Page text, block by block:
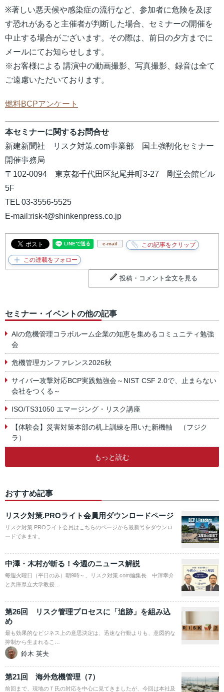
※著しい悪天候や感染症の流行など、参加者に危険を及ぼ
す恐れがあると主催者が判断した場合、セミナーの開催を
中止する場合がございます。その際は、前日の夕方までに
メールにてお知らせします。
※お客様による 講演中の動画撮影、写真撮影、録音は全て
ご遠慮いただいております。
燃料BCPアンケート
本セミナーに関するお問合せ
新建新聞社 リスク対策.com事業部 国土強靭化セミナー
開催事務局
〒102-0094 東京都千代田区紀尾井町3-27 剛堂会館ビル
5F
TEL 03-3556-5525
E-mail:risk-t@shinkenpress.co.jp
e-mail
投稿・コメント全文を見る
セミナー・イベントの他の記事
AIの危機管理コラボルーム企業の知恵を集めるコミュニティ勉強
会
危機管理カンファレンス2026秋
サイバー攻撃対応BCP実践勉強会～NIST CSF 2.0で、止まらない
会社をつくる～
ISO/TS31050 エマージング・リスク講座
【体験会】災害対策本部の机上訓練を用いた新機軸 （フジク
ラ）
もっと読む
おすすめ記事
リスク対策.PROライト会員用ダウンロードページ
リスク対策.PROライト会員はこちらのページから最新号をダウンロ
ードできます。
中澤・木村が斬る！今週のニュース解説
毎週火曜日（平日のみ）朝9時～、リスク対策.com編集長 中澤幸介
と兵庫県立大学教授…
第26回 リスク管理プロセスに「追跡」を組み込
め
最も効果的なビジネス上の意思決定は、迅速な行動よりも、意図的な
抑制から生まれるこ…
鈴木 英夫
第21回 海外危機管理（7）
前回まで、現地のＴ氏の対応を中心に見てきましたが、今回は本社及